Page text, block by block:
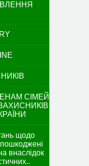
СІМЕЙ
щодо
внаслідок